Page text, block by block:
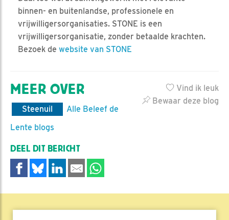
binnen- en buitenlandse, professionele en
vrijwilligersorganisaties. STONE is een
vrijwilligersorganisatie, zonder betaalde krachten.
Bezoek de website van STONE
Vind ik leuk
Bewaar deze blog
MEER OVER
Steenuil
Alle Beleef de
Lente blogs
DEEL DIT BERICHT